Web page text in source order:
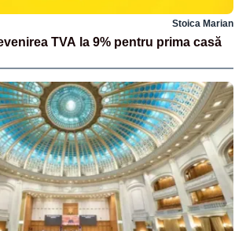
Stoica Marian
TVA la 9% pentru prima casă